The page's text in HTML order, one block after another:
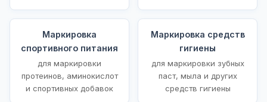
Маркировка
спортивного питания
для маркировки
протеинов, аминокислот
и спортивных добавок
Маркировка средств
гигиены
для маркировки зубных
паст, мыла и других
средств гигиены